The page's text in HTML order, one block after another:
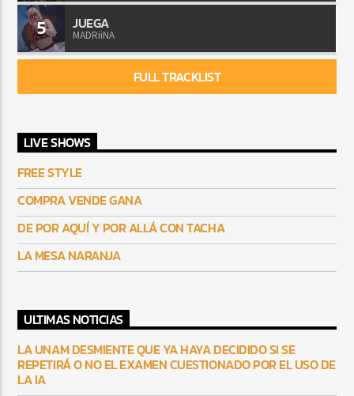
5 JUEGA
MADRiiNA
FULL TRACKLIST
LIVE SHOWS
FREE STYLE
COMPRA VENDE GANA
DE POR AQUÍ Y POR ALLÁ CON TACHA
LA MESA NARANJA
ULTIMAS NOTICIAS
LA UNAM DESMIENTE QUE YA HAYA DECIDIDO SI SE
REPETIRÁ O NO EL EXAMEN CUESTIONADO POR EL USO DE
LA IA